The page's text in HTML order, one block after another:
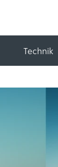
Technik